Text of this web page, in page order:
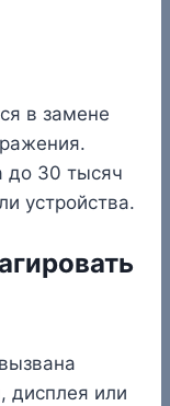
в замене
до 30 тысяч
устройства.
дисплея или